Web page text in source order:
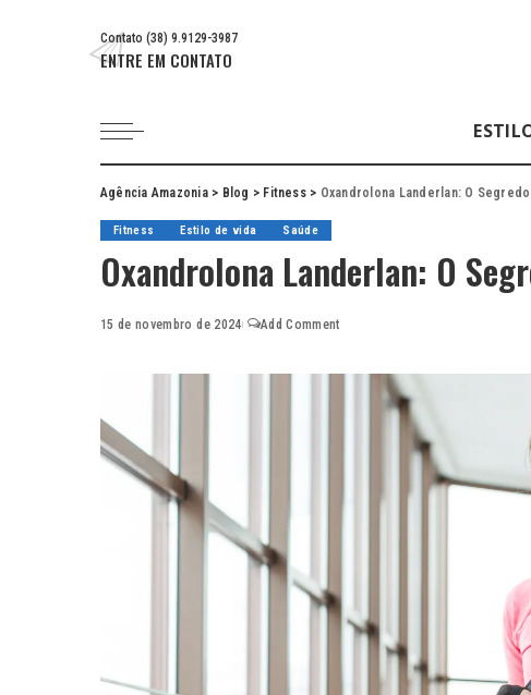
Contato (38) 9.9129-3987
ENTRE EM CONTATO
Agência Amazonia> Blog > Fitness> Oxandrolona Landerlan: O
Fitness Estilo de vida Saúde
Oxandrolona Landerlan: O
15 de novembro de 2024 Add Comment